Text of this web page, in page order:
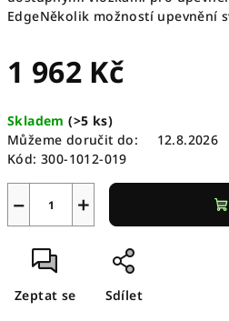
EdgeNěkolik možností upevnění
1 962 Kč
cena:
Skladem(>5 ks)
Můžeme doručit do:
12.8.2026
Kód: 300-1012-019
+
−
Zeptat se Sdílet